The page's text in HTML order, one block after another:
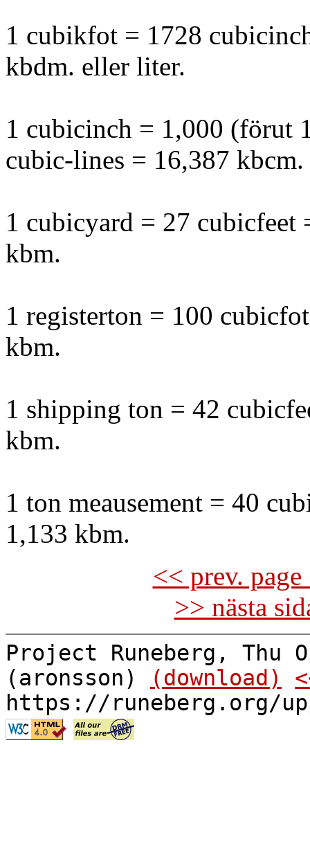
1 cubikfot = 1728
kbdm. eller liter.
1 cubicinch = 1,000 (förut
cubic-lines = 16,387 kbcm.
1 cubicyard = 27 cubicfeet
kbm.
1 registerton = 100
kbm.
1 shipping ton = 42
kbm.
1 ton meausement = 40
1,133 kbm.
<< prev.
>> nästa
Project Runeberg, Thu
(aronsson)
(download)
https://runeberg.org/